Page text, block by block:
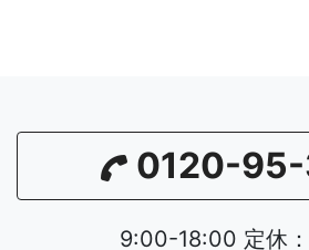
0120-
9:00-18:00 定休